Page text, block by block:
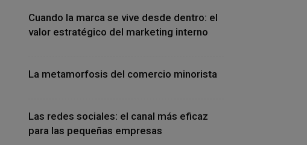
Cuando la marca se vive desde dentro: el
valor estratégico del marketing interno
La metamorfosis del comercio minorista
Las redes sociales: el canal más eficaz
para las pequeñas empresas